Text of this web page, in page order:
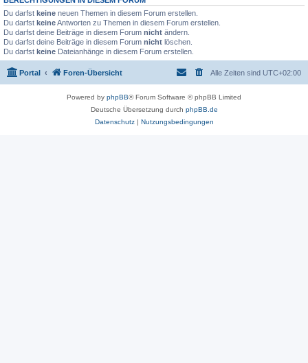
Du darfst keine neuen Themen in diesem Forum erstellen.
Du darfst keineAntworten zu Themen in diesem Forum erstellen.
Du darfst deine Beiträge in diesem Forum nicht ändern.
Du darfst deine Beiträge in diesem Forum nicht löschen.
Du darfst keine Dateianhänge in diesem Forum erstellen.
Portal Foren-Übersicht Alle Zeiten sind UTC+02:00
Powered by phpBB® Forum Software © phpBB Limited
Deutsche Übersetzung durch phpBB.de
Datenschutz| Nutzungsbedingungen